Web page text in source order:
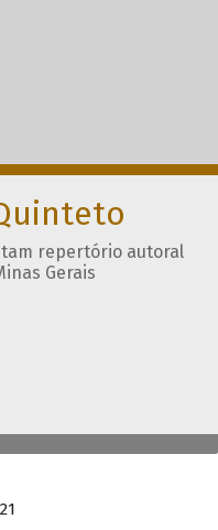
repertório autoral
Gerais